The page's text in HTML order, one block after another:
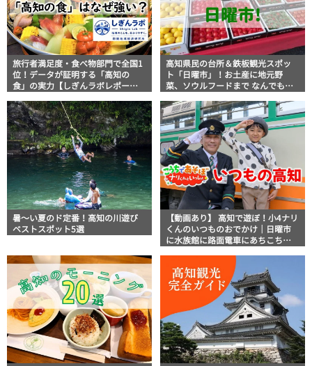
旅行者満足度・食べ物部門で全国1
位！データが証明する「高知の
食」の実力【しぎんラボレポー
高知県民の台所＆鉄板観光スポッ
ト「日曜市」！お土産に地元野
菜、ソウルフードまで なんでもそ
説！
暑～い夏のド定番！高知の川遊び
ベストスポット5選
【動画あり】 高知で遊ぼ！小4ナリ
くんのいつものおでかけ｜日曜市
に水族館に路面電車にあちこち巡